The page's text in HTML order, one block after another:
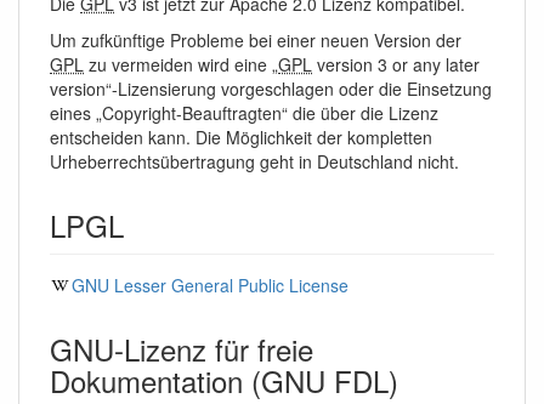
Um zufkünftige Probleme bei einer neuen Version der
GPL zu vermeiden wird eine „GPL version 3 or any later
version“-Lizensierung vorgeschlagen oder die Einsetzung
eines „Copyright-Beauftragten“ die über die Lizenz
entscheiden kann. Die Möglichkeit der kompletten
Urheberrechtsübertragung geht in Deutschland nicht.
LPGL
GNU Lesser General Public License
GNU-Lizenz für freie
Dokumentation (GNU FDL)